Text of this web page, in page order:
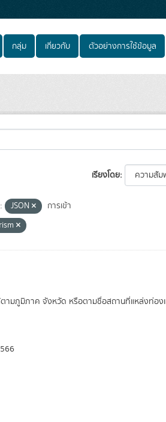
กลุ่ม เกี่ยวกับ ตัวอย่างการใช้ข้อมูล
เรียงโดย
JSON
การเข้า
ตามภูมิภาค จังหวัด หรือตามชื่อสถานที่แหล่งท่อ